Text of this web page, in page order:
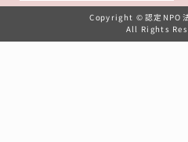
Copyright © 認定NPO
All Rights